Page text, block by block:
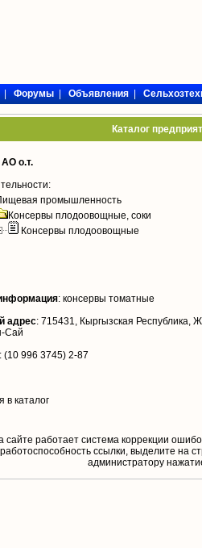
Форумы|Объявления|
Каталог
о.т.
промышленность
Консервы плодоовощные, соки
Консервы плодоовощные
: консервы томатные
адрес: 715431, Кыргызская Республика,
Сай
: (10 996 3745) 2-87
в каталог
сайте работает система коррекции
ссылки, выделите на
aдминистратору